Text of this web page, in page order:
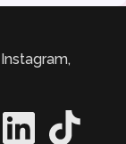
LinkedIn TikTok